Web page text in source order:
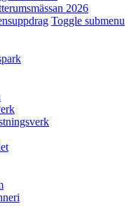
2026
Toggle submenu